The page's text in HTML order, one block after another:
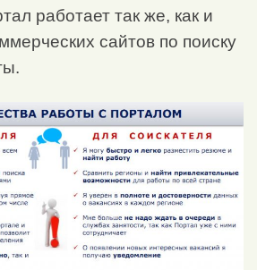
работает так же, как и
сайтов по поиску